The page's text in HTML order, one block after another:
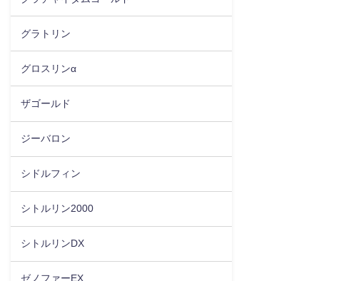
グラトリン
グロスリンα
ザゴールド
ジーバロン
シドルフィン
シトルリン2000
シトルリンDX
ゼノファーEX